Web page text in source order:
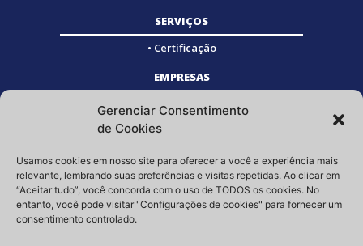
Gerenciar Consentimento
de Cookies
Usamos cookies em nosso site para oferecer a você a experiência mais
relevante, lembrando suas preferências e visitas repetidas. Ao clicar em
“Aceitar tudo”, você concorda com o uso de TODOS os cookies. No
entanto, você pode visitar "Configurações de cookies" para fornecer um
consentimento controlado.
SERVIÇOS
• Certificação
EMPRESAS
• Empresas Associadas
• Empresas Certificadas
• Empresas Parceiras
SOCIAL
Siga a GRISTEC nas redes sociais